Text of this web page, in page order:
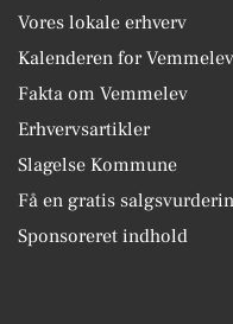
Vores lokale erhverv
Kalenderen for Vemmelev
Fakta om Vemmelev
Erhvervsartikler
Slagelse Kommune
Få en gratis
Sponsoreret indhold